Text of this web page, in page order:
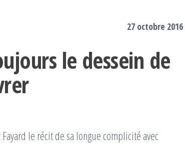
27 octobre 2016
le dessein de
le récit de sa longue complicité avec